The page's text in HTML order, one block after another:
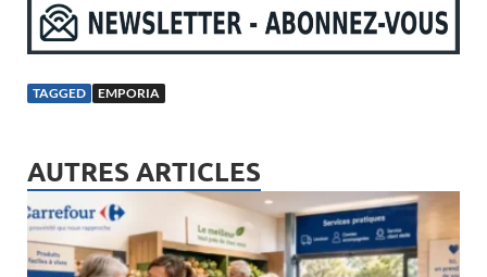
TAGGED EMPORIA
AUTRES ARTICLES